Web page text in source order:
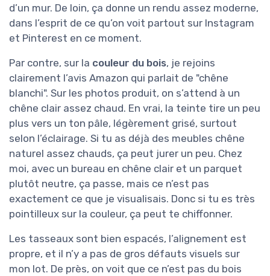
d’un mur. De loin, ça donne un rendu assez moderne,
dans l’esprit de ce qu’on voit partout sur Instagram
et Pinterest en ce moment.
Par contre, sur la couleur du bois, je rejoins
clairement l’avis Amazon qui parlait de "chêne
blanchi". Sur les photos produit, on s’attend à un
chêne clair assez chaud. En vrai, la teinte tire un peu
plus vers un ton pâle, légèrement grisé, surtout
selon l’éclairage. Si tu as déjà des meubles chêne
naturel assez chauds, ça peut jurer un peu. Chez
moi, avec un bureau en chêne clair et un parquet
plutôt neutre, ça passe, mais ce n’est pas
exactement ce que je visualisais. Donc si tu es très
pointilleux sur la couleur, ça peut te chiffonner.
Les tasseaux sont bien espacés, l’alignement est
propre, et il n’y a pas de gros défauts visuels sur
mon lot. De près, on voit que ce n’est pas du bois